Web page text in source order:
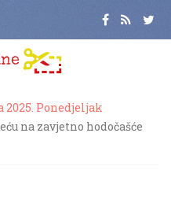
2025. Ponedjeljak
na zavjetno hodočašće